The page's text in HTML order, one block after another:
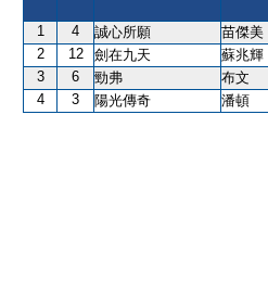
1 4 誠心所願 苗傑美
2
12 劍在九天 蘇兆輝
3
6 勁弗 布文
4
3 陽光傳奇 潘頓